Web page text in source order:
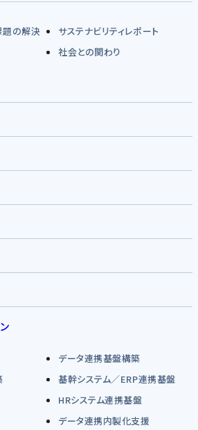
題の解決
サステナビリティレポート
社会との関わり
データ連携基盤構築
基幹システム／ERP連携基盤
HRシステム連携基盤
データ連携内製化支援